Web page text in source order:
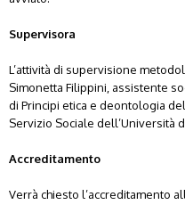
Supervisora
L’attività di supervisione
Simonetta Filippini, assistente
di Principi etica e deontologia
Servizio Sociale dell’Università
Accreditamento
Verrà chiesto l’accreditamento